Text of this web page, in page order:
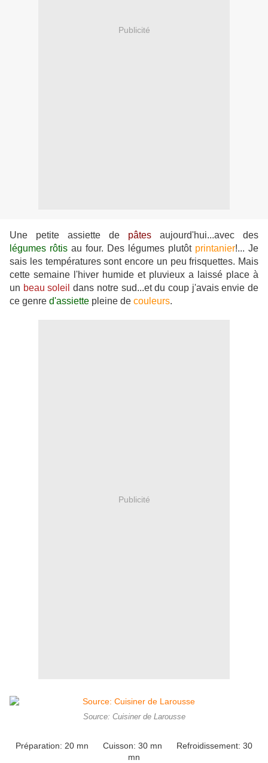
Publicité
Une petite assiette de pâtes aujourd'hui...avec des
légumes rôtis au four. Des légumes plutôt printanier!... Je
sais les températures sont encore un peu frisquettes. Mais
cette semaine l'hiver humide et pluvieux a laissé place à
un beau soleildans notre sud...et du coup j'avais envie de
ce genre d'assiette pleine de couleurs.
Publicité
Source: Cuisiner de Larousse
Préparation: 20 mn Cuisson: 30 mn Refroidissement: 30
mn